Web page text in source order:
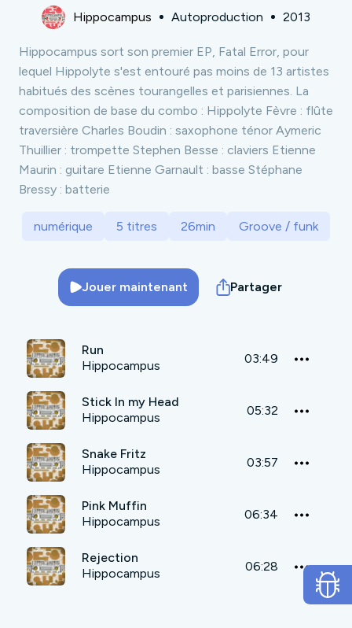
Hippocampus Autoproduction 2013
Hippocampus sort son premier EP, Fatal Error, pour
lequel Hippolyte s'est entouré pas moins de 13 artistes
habitués des scènes tourangelles et parisiennes. La
composition de base du combo : Hippolyte Fèvre : flûte
traversière Charles Boudin : saxophone ténor Aymeric
Thuillier : trompette Stephen Besse : claviers Etienne
Maurin : guitare Etienne Garnault : basse Stéphane
Bressy : batterie
numérique 5 titres 26min Groove / funk
Jouer maintenant Partager
Run
Hippocampus
03:49
Stick In my Head
Hippocampus
05:32
Snake Fritz
Hippocampus
03:57
Pink Muffin
Hippocampus
06:34
Rejection
Hippocampus
06:28